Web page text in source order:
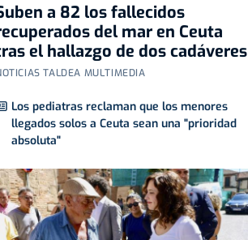
a 82 los fallecidos
del mar en Ceuta
el hallazgo de dos cadáveres
TALDEA MULTIMEDIA
Los pediatras reclaman que los menores
llegados solos a Ceuta sean una "prioridad
absoluta"